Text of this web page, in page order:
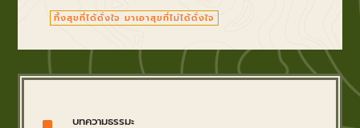
ทิ้งสุขที่ได้ดั่งใจ มาเอาสุขที่ไม่ได้ดั่งใจ
บทความธรรมะ